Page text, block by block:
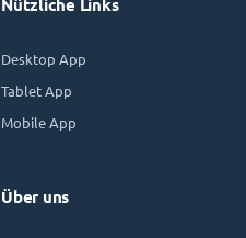
Nützliche Links
Desktop App
Tablet App
Mobile App
Über uns